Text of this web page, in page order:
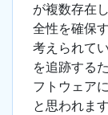
が複数存在
全性を確保
考えられて
を追跡する
フトウェア
と思われます